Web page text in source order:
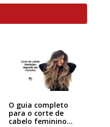
O guia completo
para o corte de
cabelo feminino…